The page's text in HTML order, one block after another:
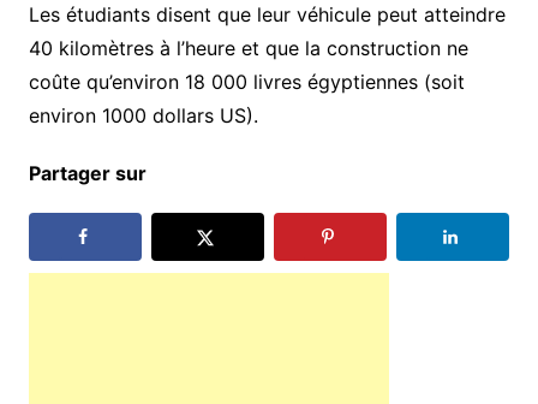
Les étudiants disent que leur véhicule peut atteindre
40 kilomètres à l’heure et que la construction ne
coûte qu’environ 18 000 livres égyptiennes (soit
environ 1000 dollars US).
Partager sur